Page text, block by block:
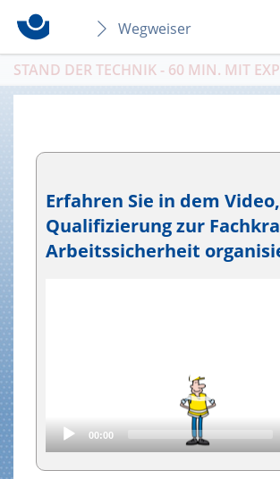
Wegweiser
STAND DER TECHNIK - 60 MIN. MIT
THEMA: Sicheres Heben von Lasten
Erfahren Sie in dem
Qualifizierung zur
Arbeitssicherheit
00:00